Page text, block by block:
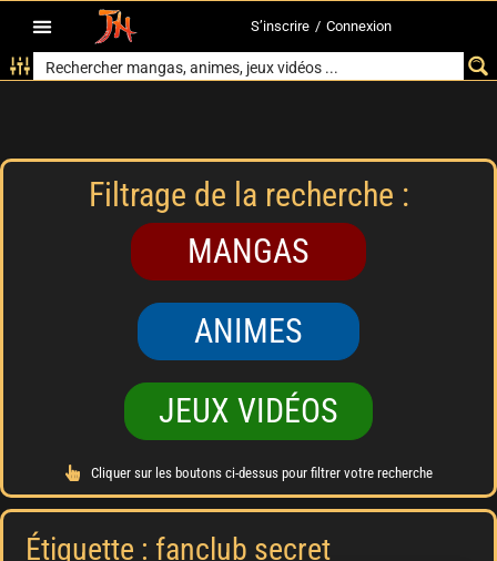
S’inscrire / Connexion
Filtrage de la recherche :
MANGAS
ANIMES
JEUX VIDÉOS
Cliquer sur les boutons ci-dessus pour filtrer votre recherche
Étiquette : fanclub secret